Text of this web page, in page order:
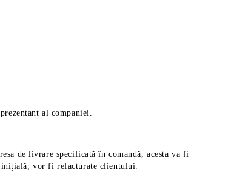
al companiei.
de livrare specificată în comandă, acesta va fi
inițială, vor fi refacturate clientului.